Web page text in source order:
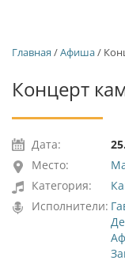
Главная /Афиша/
Концерт
Дата:
Место:
Категория:
Исполнители: